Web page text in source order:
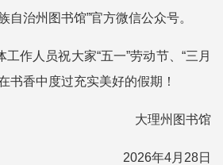
自治州图书馆”官方微信公众号。
作人员祝大家“五一”劳动节、“三月
书香中度过充实美好的假期！
大理州图书馆
2026年4月28日